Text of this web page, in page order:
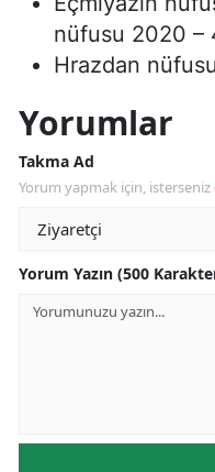
nüfusu 2020 –
Hrazdan
Yorumlar
Takma Ad
Yorum yapmak için, isterseniz
Yorum Yazın (500